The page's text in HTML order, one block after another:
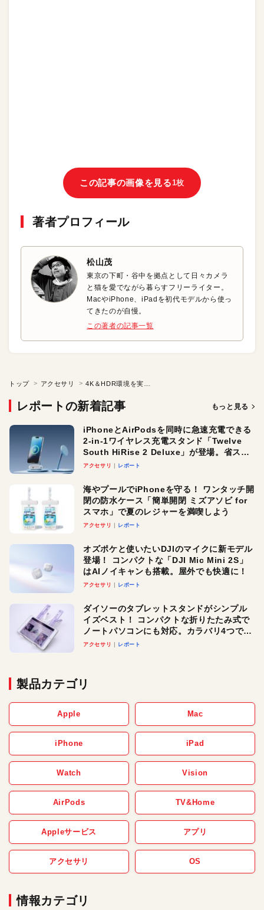
この記事の画像を見る1枚
著者プロフィール
松山茂
東京の下町・谷中を拠点として日々カメラ
と猫を愛でながら暮らすフリーライター。
MacやiPhone、iPadを初代モデルから使っ
てきたのが自慢。
この著者の記事一覧
トップ アクセサリ
レポートの新着記事 もっと見る
iPhoneとAirPodsを同時に急速充電できる
2-in-1ワイヤレス充電スタンド「Twelve
South HiRise 2 Deluxe」が登場。省スペ
ースでおしゃれに充電したい人にオスス
アクセサリ レポート
海やプールでiPhoneを守る！ ワンタッチ開
閉の防水ケース「簡単開閉 ミズアソビ for
スマホ」で夏のレジャーを満喫しよう
アクセサリ レポート
オズポケと使いたいDJIのマイクに新モデル
登場！ コンパクトな「DJI Mic Mini 2S」
はAIノイキャンも搭載。屋外でも快適に！
アクセサリ レポート
ダイソーのタブレットスタンドがシンプル
イズベスト！ コンパクトな折りたたみ式で
ノートパソコンにも対応。カラバリ4つで選
べる楽しさも
アクセサリ レポート
製品カテゴリ
Apple Mac
iPhone iPad
Watch Vision
AirPods TV&Home
Appleサービス アプリ
アクセサリ OS
情報カテゴリ